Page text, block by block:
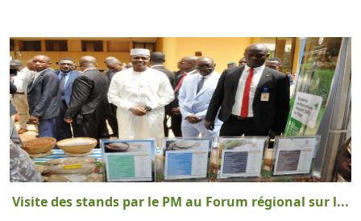
Visite des stands par le PM au Forum régional sur l...